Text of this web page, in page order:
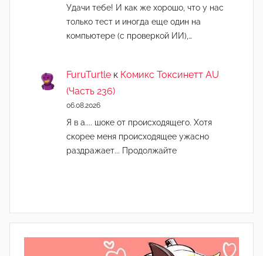
Удачи тебе! И как же хорошо, что у нас
только тест и иногда еще один на
компьютере (с проверкой ИИ),…
FuruTurtle к Комикс Токсинетт AU
(Часть 236)
06.08.2026
Я в а.... шоке от происходящего. Хотя
скорее меня происходящее ужасно
раздражает... Продолжайте